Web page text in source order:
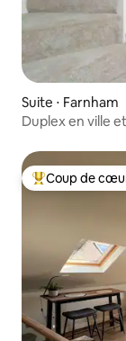
Suite ⋅ Farnham
Duplex en ville
Coups de cœur
Coup de